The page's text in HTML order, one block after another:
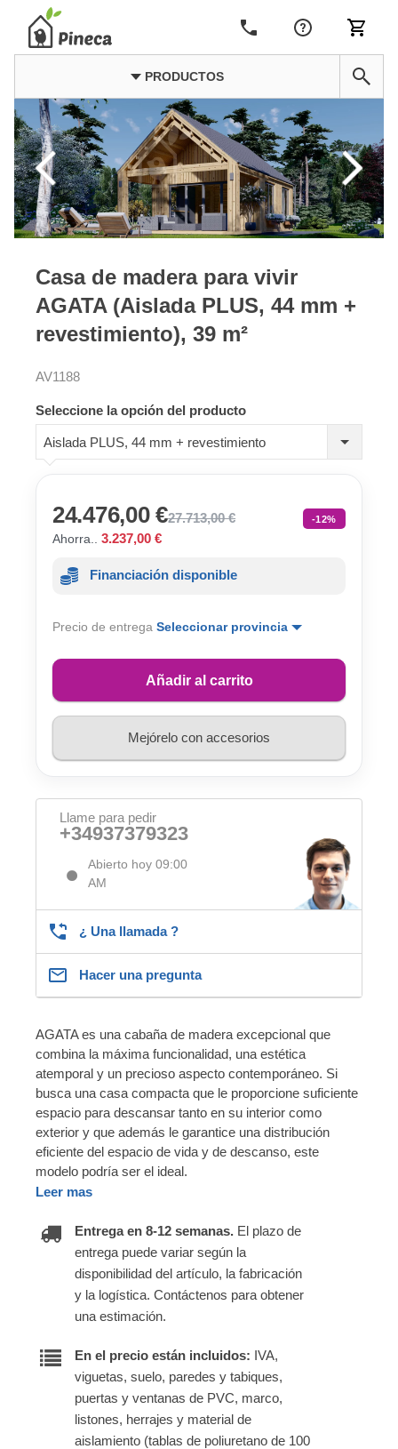
PRODUCTOS
Casa de madera para vivir
AGATA (Aislada PLUS, 44 mm +
revestimiento), 39 m²
AV1188
Seleccione la opción del producto
Aislada PLUS, 44 mm + revestimiento
24.476,00 €27.713,00 € -12%
Ahorra.. 3.237,00 €
Financiación disponible
Precio de entrega Seleccionar provincia
Añadir al carrito
Mejórelo con accesorios
Llame para pedir
+34937379323
Abierto hoy 09:00
AM
¿ Una llamada ?
Hacer una pregunta
AGATA es una cabaña de madera excepcional que
combina la máxima funcionalidad, una estética
atemporal y un precioso aspecto contemporáneo. Si
busca una casa compacta que le proporcione suficiente
espacio para descansar tanto en su interior como
exterior y que además le garantice una distribución
eficiente del espacio de vida y de descanso, este
modelo podría ser el ideal.
Leer mas
Entrega en 8-12 semanas. El plazo de
entrega puede variar según la
disponibilidad del artículo, la fabricación
y la logística. Contáctenos para obtener
una estimación.
En el precio están incluidos: IVA,
viguetas, suelo, paredes y tabiques,
puertas y ventanas de PVC, marco,
listones, herrajes y material de
aislamiento (tablas de poliuretano de 100